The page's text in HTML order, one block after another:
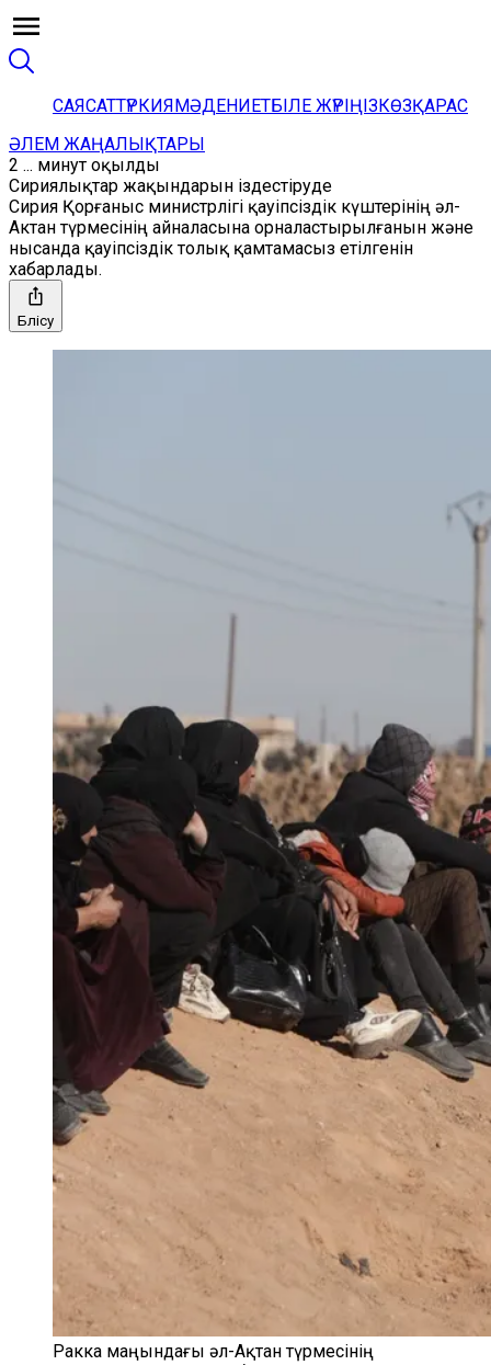
САЯСАТТҮРКИЯМӘДЕНИЕТБІЛЕ ЖҮРІҢІЗКӨЗҚАРАС
ӘЛЕМ ЖАҢАЛЫҚТАРЫ
2 ... минут оқылды
Сириялықтар жақындарын іздестіруде
Сирия Қорғаныс министрлігі қауіпсіздік күштерінің әл-
Актан түрмесінің айналасына орналастырылғанын және
нысанда қауіпсіздік толық қамтамасыз етілгенін
хабарлады.
Бөлісу
Ракка маңындағы әл-Ақтан түрмесінің